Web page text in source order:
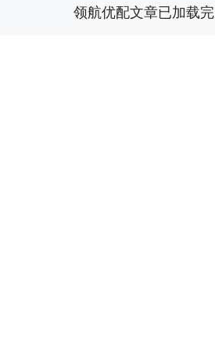
领航优配文章已加载